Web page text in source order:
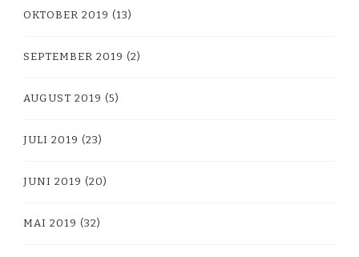
OKTOBER 2019 (13)
SEPTEMBER 2019 (2)
AUGUST 2019 (5)
JULI 2019 (23)
JUNI 2019 (20)
MAI 2019 (32)